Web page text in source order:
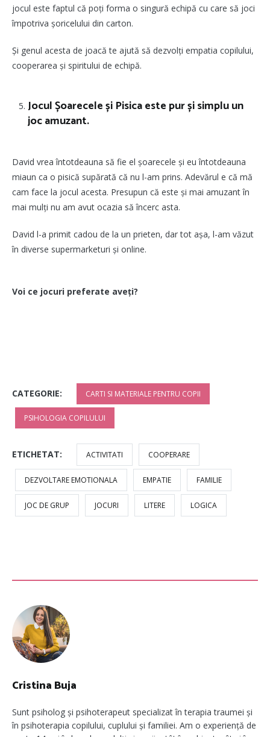
jocul este faptul că poți forma o singură echipă cu care să joci
împotriva șoricelului din carton.
Și genul acesta de joacă te ajută să dezvolți empatia copilului,
cooperarea și spiritului de echipă.
Jocul Șoarecele și Pisica este pur și simplu un
joc amuzant.
David vrea întotdeauna să fie el șoarecele și eu întotdeauna
miaun ca o pisică supărată că nu l-am prins. Adevărul e că mă
cam face la jocul acesta. Presupun că este și mai amuzant în
mai mulți nu am avut ocazia să încerc asta.
David l-a primit cadou de la un prieten, dar tot așa, l-am văzut
în diverse supermarketuri și online.
Voi ce jocuri preferate aveți?
CATEGORIE: CARTI SI MATERIALE PENTRU COPII
PSIHOLOGIA COPILULUI
ETICHETAT: ACTIVITATI COOPERARE
DEZVOLTARE EMOTIONALA EMPATIE FAMILIE
JOC DE GRUP JOCURI LITERE LOGICA
Cristina Buja
Sunt psiholog și psihoterapeut specializat în terapia traumei și
în psihoterapia copilului, cuplului și familiei. Am o experiență de